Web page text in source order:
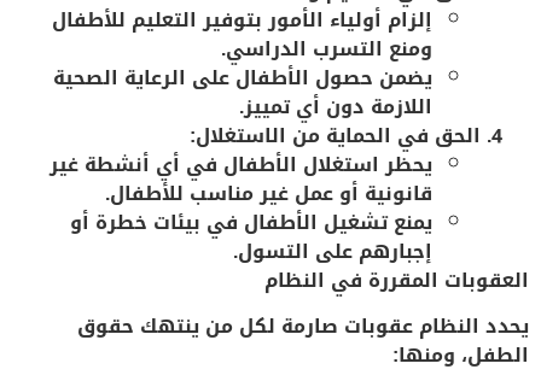
إلزام أولياء الأمور بتوفير التعليم للأطفال
ومنع التسرب الدراسي.
يضمن حصول الأطفال على الرعاية الصحية
اللازمة دون أي تمييز.
الحق في الحماية من الاستغلال:
يحظراستغلال الأطفال في أي أنشطة غير
قانونية أو عمل غير مناسب للأطفال.
يمنع تشغيل الأطفال في بيئات خطرة أو
إجبارهم على التسول.
العقوبات المقررة في النظام
يحدد النظامعقوبات صارمة لكل من ينتهك حقوق
الطفل، ومنها: